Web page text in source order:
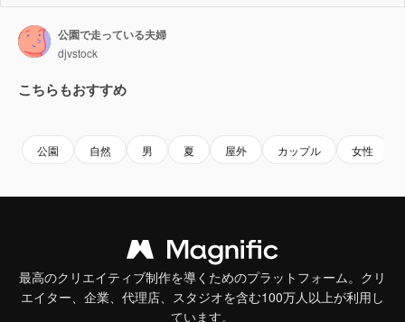
公園で走っている夫婦
djvstock
こちらもおすすめ
公園 自然 男 夏 屋外 カップル 女性
最高のクリエイティブ制作を導くためのプラットフォーム。クリ
エイター、企業、代理店、スタジオを含む100万人以上が利用し
ています。